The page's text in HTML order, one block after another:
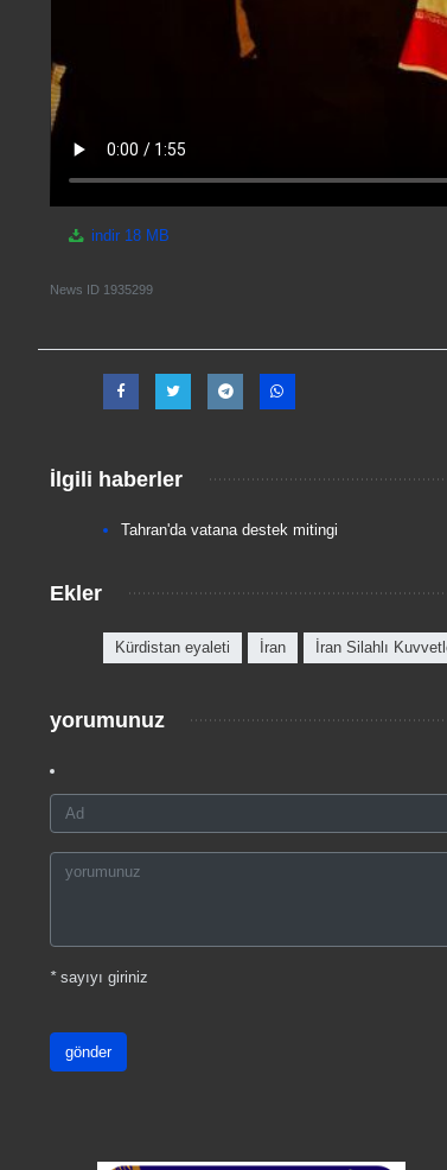
indir 18 MB
News ID 1935299
İlgili haberler
Tahran'da vatana destek mitingi
Ekler
Kürdistan eyaleti İran İran Silahlı
yorumunuz
*sayıyı giriniz
gönder